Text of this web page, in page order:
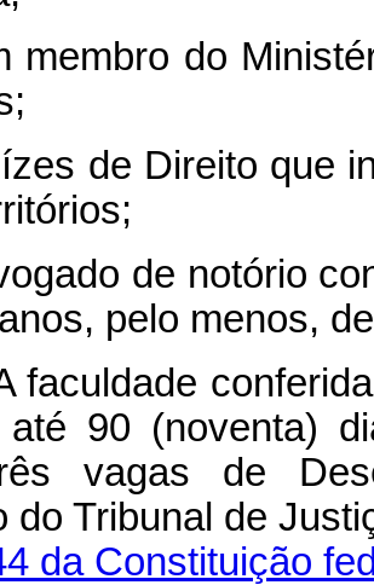
membro do
de Direito que
de notório
pelo menos,
faculdade
até 90 (noventa)
vagas de
do Tribunal de
da Constituição